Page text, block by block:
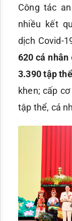
Công tác
nhiều kết
dịch Covid-
620 cá nhân
3.390 tập
khen; cấp
tập thể, cá